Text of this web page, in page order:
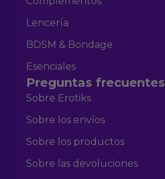
Lencería
BDSM & Bondage
Esenciales
Preguntas frecuentes
Sobre Erotiks
Sobre los envíos
Sobre los productos
Sobre las devoluciones